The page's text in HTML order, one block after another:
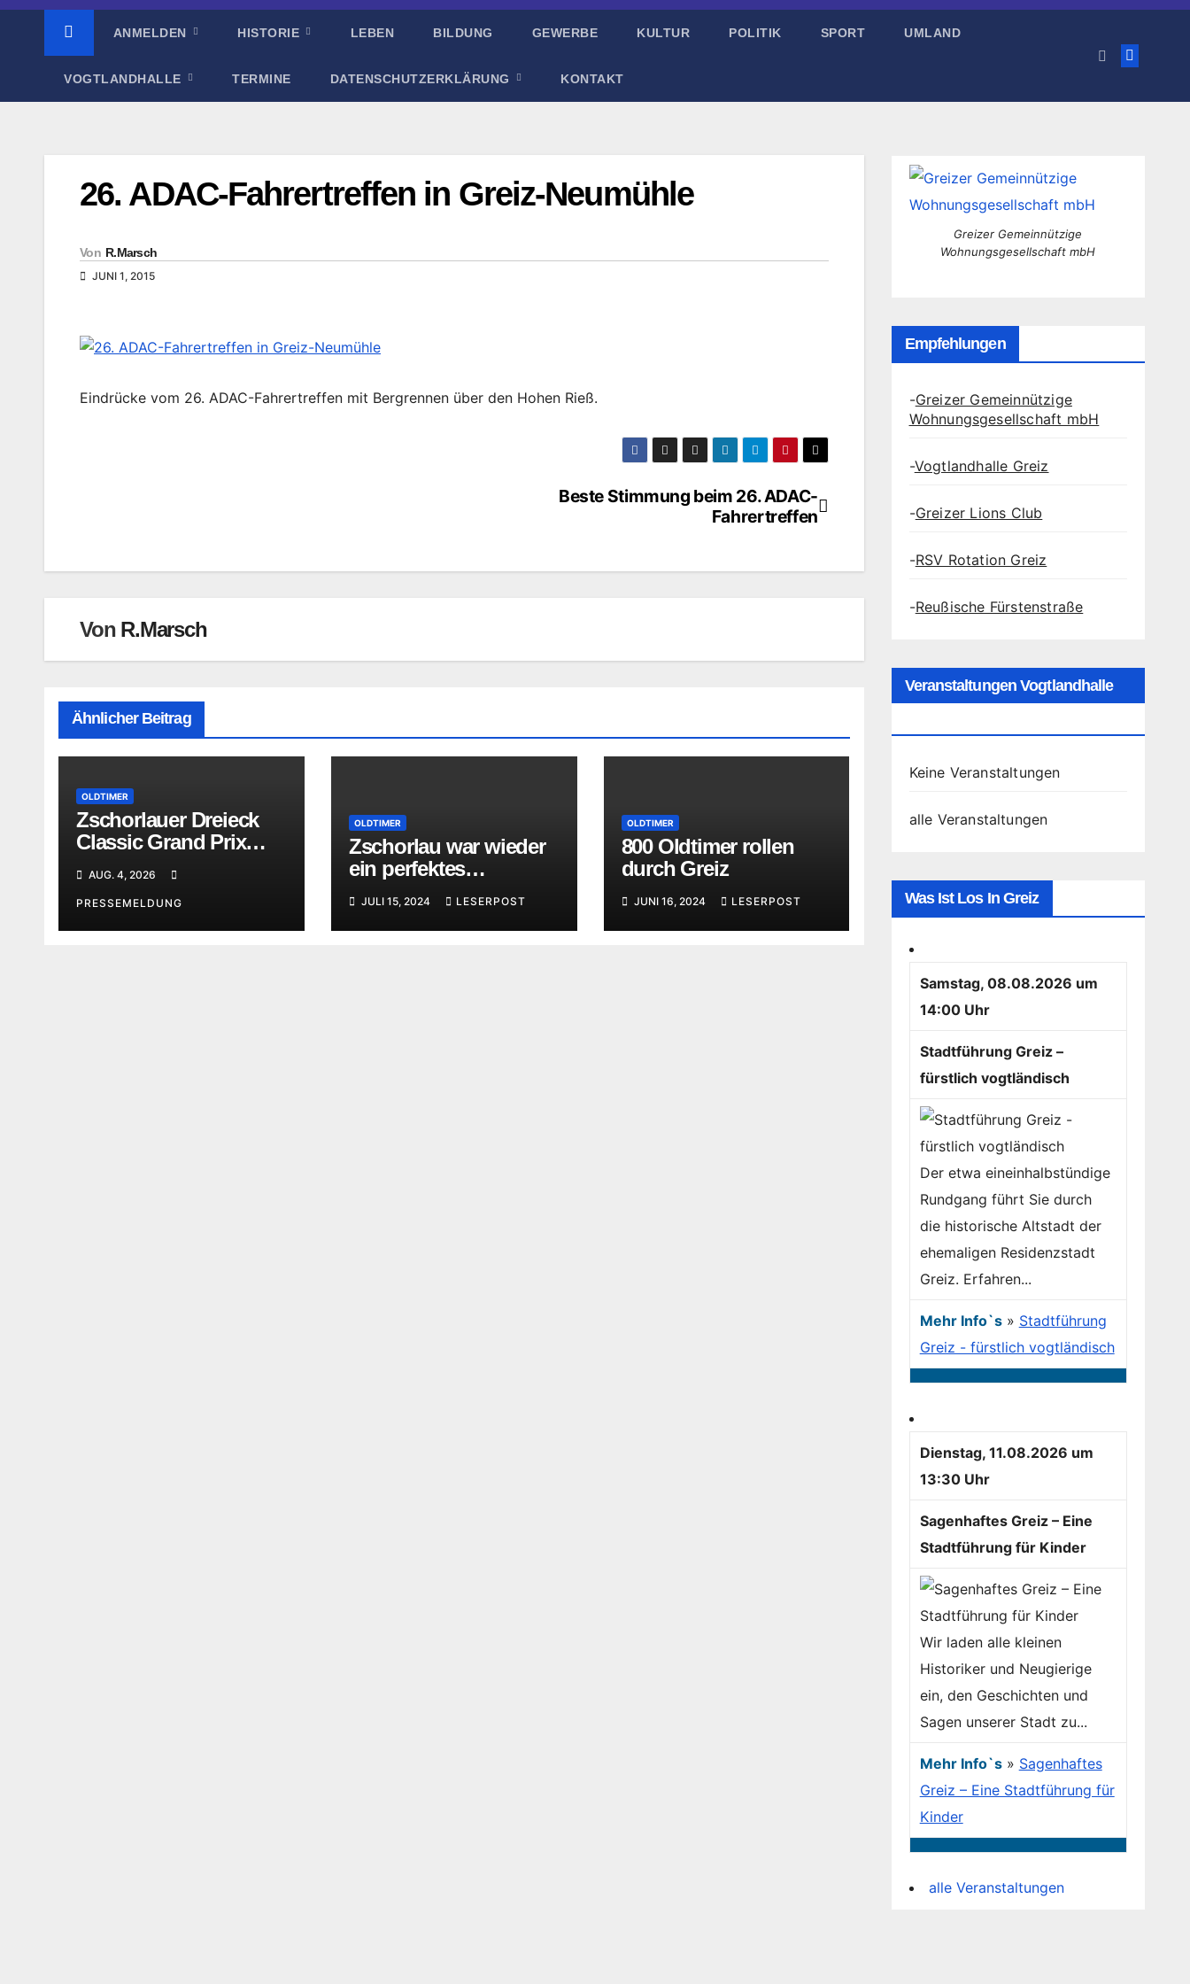
ANMELDEN HISTORIE LEBEN BILDUNG GEWERBE KULTUR POLITIK SPORT UMLAND
VOGTLANDHALLE TERMINE DATENSCHUTZERKLÄRUNG KONTAKT
26. ADAC-Fahrertreffen in Greiz-Neumühle
Von R.Marsch
JUNI 1, 2015
Eindrücke vom 26. ADAC-Fahrertreffen mit Bergrennen über den Hohen Rieß.
Beste Stimmung beim 26. ADAC-
Fahrertreffen
Von R.Marsch
Ähnlicher Beitrag
OLDTIMER
Zschorlauer Dreieck
Classic Grand Prix
aufs nächste Jubiläum
AUG. 4, 2026
PRESSEMELDUNG
OLDTIMER
Zschorlau war wieder
ein perfektes
JULI 15, 2024 LESERPOST
OLDTIMER
800 Oldtimer rollen
durch Greiz
JUNI 16, 2024 LESERPOST
Greizer Gemeinnützige
Wohnungsgesellschaft mbH
Empfehlungen
-Greizer Gemeinnützige
Wohnungsgesellschaft mbH
-Vogtlandhalle Greiz
-Greizer Lions Club
-RSV Rotation Greiz
-Reußische Fürstenstraße
Veranstaltungen Vogtlandhalle
Keine Veranstaltungen
alle Veranstaltungen
Was Ist Los In Greiz
Samstag, 08.08.2026 um
14:00 Uhr
Stadtführung Greiz –
fürstlich vogtländisch
Der etwa eineinhalbstündige
Rundgang führt Sie durch
die historische Altstadt der
ehemaligen Residenzstadt
Greiz. Erfahren...
Mehr Info`s» Stadtführung
Greiz - fürstlich vogtländisch
Dienstag, 11.08.2026 um
13:30 Uhr
Sagenhaftes Greiz – Eine
Stadtführung für Kinder
Wir laden alle kleinen
Historiker und Neugierige
ein, den Geschichten und
Sagen unserer Stadt zu...
Mehr Info`s» Sagenhaftes
Greiz – Eine Stadtführung für
Kinder
alle Veranstaltungen